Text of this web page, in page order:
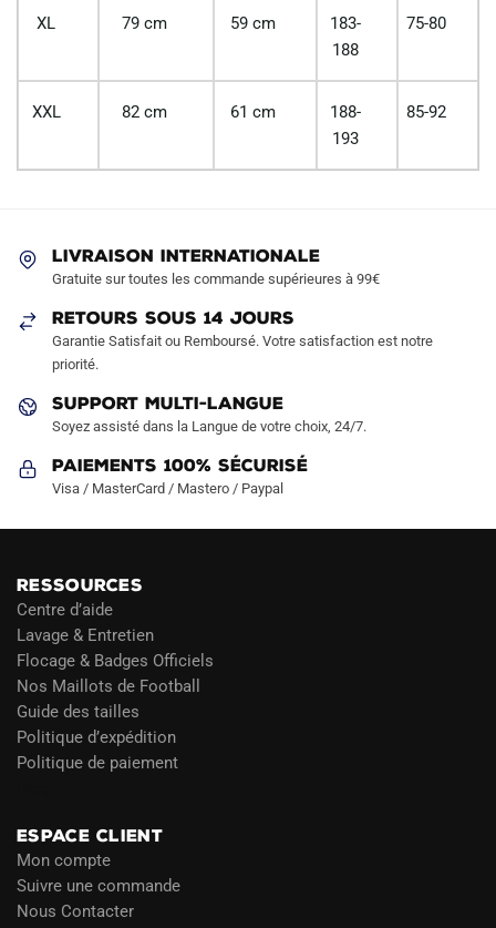
XL 79 cm 59 cm
183-
188
75-80
XXL 82 cm 61 cm
188-
193
85-92
LIVRAISON INTERNATIONALE
Gratuite sur toutes les commande supérieures à 99€
RETOURS SOUS 14 JOURS
Garantie Satisfait ou Remboursé. Votre satisfaction est notre
priorité.
SUPPORT MULTI-LANGUE
Soyez assisté dans la Langue de votre choix, 24/7.
Paiements 100% Sécurisé
Visa / MasterCard / Mastero / Paypal
RESSOURCES
Centre d’aide
Lavage & Entretien
Flocage & Badges Officiels
Nos Maillots de Football
Guide des tailles
Politique d’expédition
Politique de paiement
ESPACE CLIENT
Mon compte
Suivre une commande
Nous Contacter